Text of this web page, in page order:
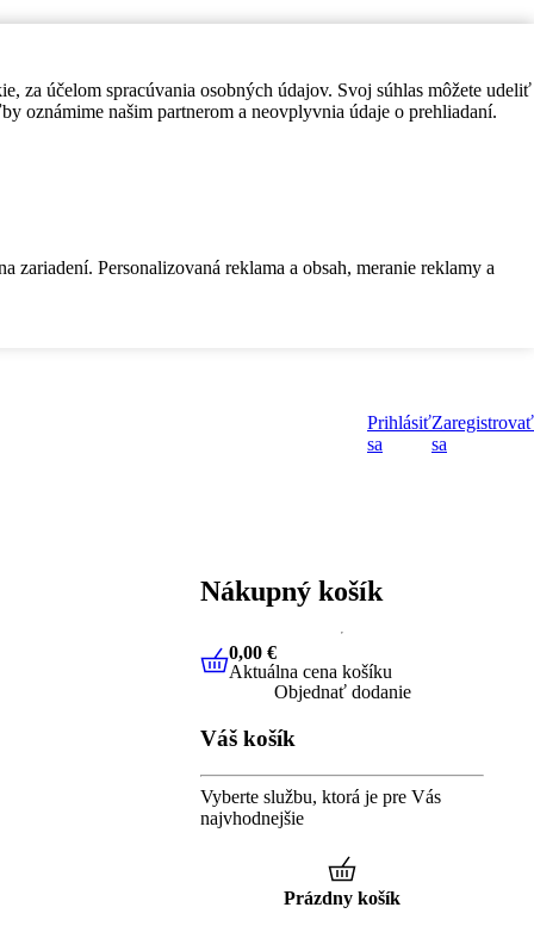
za účelom spracúvania osobných údajov. Svoj súhlas môžete udeliť
oznámime našim partnerom a neovplyvnia údaje o prehliadaní.
Personalizovaná reklama a obsah, meranie reklamy a
Prihlásiť
sa
Zaregistrovať
sa
Nákupný košík
0,00 €Aktuálna cena košíku
0,00 €
Aktuálna cena košíku
Objednať dodanie
Váš košík
Vyberte službu, ktorá je pre Vás
najvhodnejšie
Prázdny košík